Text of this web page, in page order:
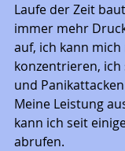
Laufe der Zeit
immer mehr
auf, ich kann
konzentrieren, ich
und
Meine Leistung
kann ich seit
abrufen.